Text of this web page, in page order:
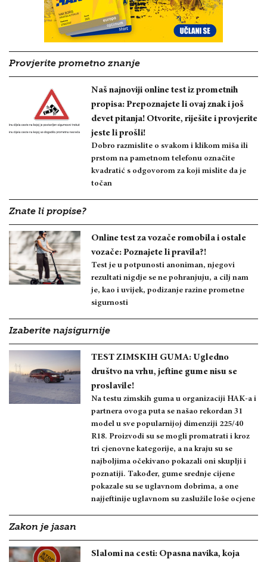
Provjerite prometno znanje
Naš najnoviji online test iz prometnih
propisa: Prepoznajete li ovaj znak i još
devet pitanja! Otvorite, riješite i provjerite
jeste li prošli!
Dobro razmislite o svakom i klikom miša ili
prstom na pametnom telefonu označite
kvadratić s odgovorom za koji mislite da je
točan
Znate li propise?
Online test za vozače romobila i ostale
vozače: Poznajete li pravila?!
Test je u potpunosti anoniman, njegovi
rezultati nigdje se ne pohranjuju, a cilj nam
je, kao i uvijek, podizanje razine prometne
sigurnosti
Izaberite najsigurnije
TEST ZIMSKIH GUMA: Ugledno
društvo na vrhu, jeftine gume nisu se
proslavile!
Na testu zimskih guma u organizaciji HAK-a i
partnera ovoga puta se našao rekordan 31
model u sve popularnijoj dimenziji 225/40
R18. Proizvodi su se mogli promatrati i kroz
tri cjenovne kategorije, a na kraju su se
najboljima očekivano pokazali oni skuplji i
poznatiji. Također, gume srednje cijene
pokazale su se uglavnom dobrima, a one
najjeftinije uglavnom su zaslužile loše ocjene
Zakon je jasan
Slalomi na cesti: Opasna navika, koja